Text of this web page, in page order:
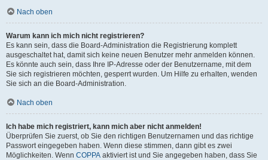
Nach oben
Warum kann ich mich nicht registrieren?
Es kann sein, dass die Board-Administration die Registrierung komplett
ausgeschaltet hat, damit sich keine neuen Benutzer mehr anmelden können.
Es könnte auch sein, dass Ihre IP-Adresse oder der Benutzername, mit dem
Sie sich registrieren möchten, gesperrt wurden. Um Hilfe zu erhalten, wenden
Sie sich an die Board-Administration.
Nach oben
Ich habe mich registriert, kann mich aber nicht anmelden!
Überprüfen Sie zuerst, ob Sie den richtigen Benutzernamen und das richtige
Passwort eingegeben haben. Wenn diese stimmen, dann gibt es zwei
Möglichkeiten. Wenn COPPA aktiviert ist und Sie angegeben haben, dass Sie